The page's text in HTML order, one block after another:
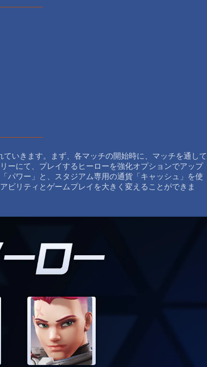
いきます。まず、各マッチの開始時に、マッチを通して
ーにて、プレイするヒーローを強化オプションでアップ
パワー」と、スタジアム専用の通貨「キャッシュ」を使
ビリティとゲームプレイを大きく変えることができま